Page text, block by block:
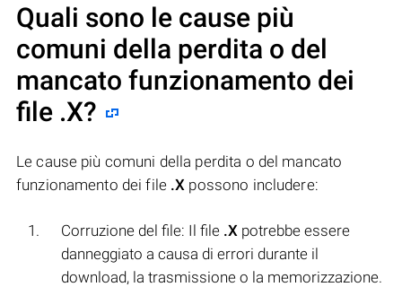
Quali sono le cause più
comuni della perdita o del
mancato funzionamento dei
file .X?
Le cause più comuni della perdita o del mancato
funzionamento dei file .X possono includere:
Corruzione del file: Il file .X potrebbe essere
danneggiato a causa di errori durante il
download, la trasmissione o la memorizzazione.